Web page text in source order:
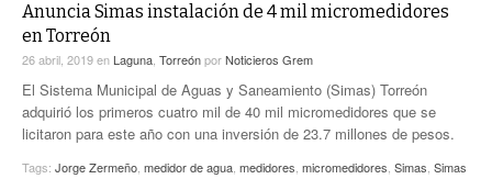
Anuncia Simas instalación de 4 mil micromedidores
en Torreón
26 abril, 2019en Laguna TorreónporNoticieros Grem
El Sistema Municipal de Aguas y Saneamiento (Simas) Torreón
adquirió los primeros cuatro mil de 40 mil micromedidores que se
licitaron para este año con una inversión de 23.7 millones de pesos.
Tags: Jorge Zermeño medidor de agua medidores micromedidores Simas Simas